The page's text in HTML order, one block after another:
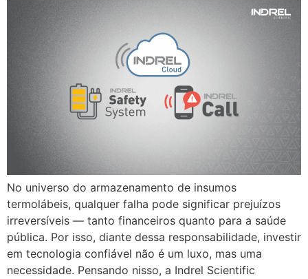
No universo do armazenamento de insumos
termolábeis, qualquer falha pode significar prejuízos
irreversíveis — tanto financeiros quanto para a saúde
pública. Por isso, diante dessa responsabilidade, investir
em tecnologia confiável não é um luxo, mas uma
necessidade. Pensando nisso, a Indrel Scientific